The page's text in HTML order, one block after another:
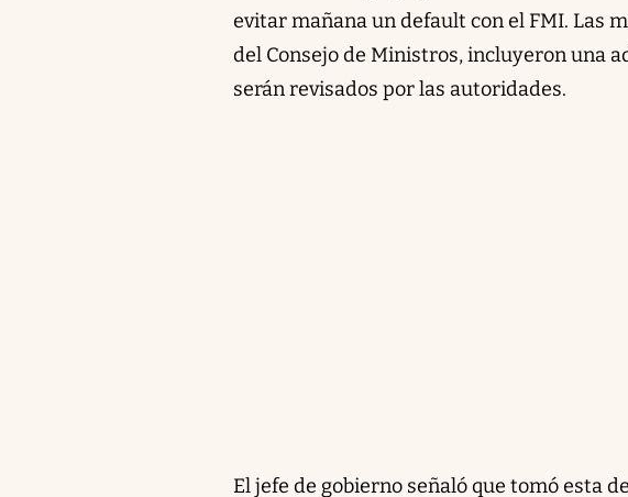
evitar mañana un default con el FMI. Las
del Consejo de Ministros, incluyeron una
serán revisados por las autoridades.
El jefe de gobierno señaló que tomó esta